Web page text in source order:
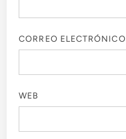
CORREO ELECTRÓNICO
WEB